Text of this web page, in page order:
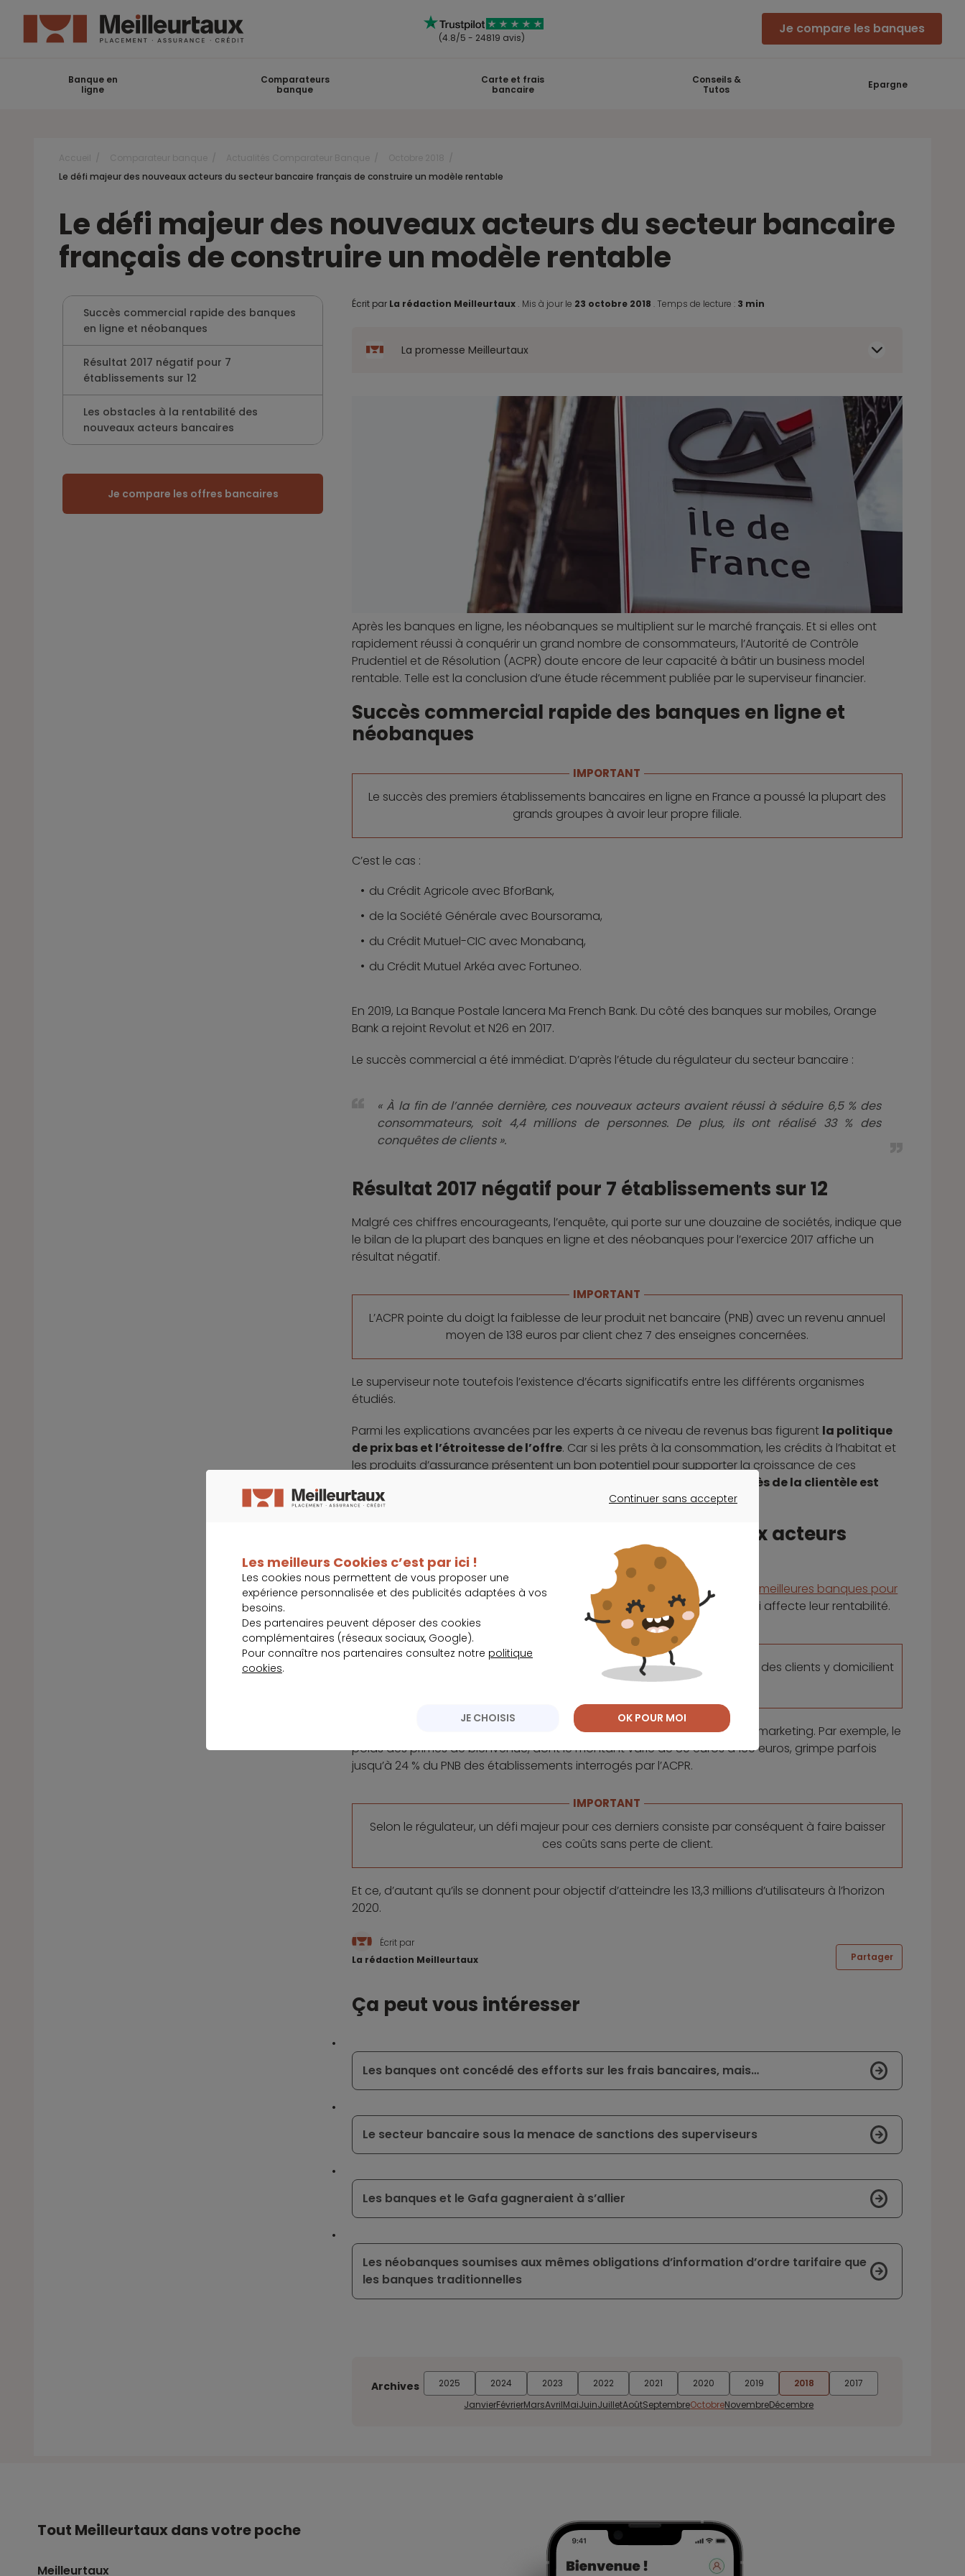
(4.8/5 - 24819 avis)
Je compare les banques
Banque en
ligne
Comparateurs
banque
Carte et frais
bancaire
Conseils &
Tutos
Epargne
Le défi majeur des nouveaux acteurs du secteur bancaire français de construire un modèle rentable
Le défi majeur des nouveaux acteurs du secteur bancaire
français de construire un modèle rentable
Succès commercial rapide des banques
en ligne et néobanques
Résultat 2017 négatif pour 7
établissements sur 12
Les obstacles à la rentabilité des
nouveaux acteurs bancaires
Je compare les offres bancaires
Écrit par La rédaction Meilleurtaux . Mis à jour le 23 octobre 2018. Temps de lecture : 3 min
La promesse Meilleurtaux
Après les banques en ligne, les néobanques se multiplient sur le marché français. Et si elles ont
rapidement réussi à conquérir un grand nombre de consommateurs, l’Autorité de Contrôle
Prudentiel et de Résolution (ACPR) doute encore de leur capacité à bâtir un business model
rentable. Telle est la conclusion d’une étude récemment publiée par le superviseur financier.
Succès commercial rapide des banques en ligne et
néobanques
IMPORTANT
Le succès des premiers établissements bancaires en ligne en France a poussé la plupart des
grands groupes à avoir leur propre filiale.
C’est le cas :
du Crédit Agricole avec BforBank,
de la Société Générale avec Boursorama,
du Crédit Mutuel-CIC avec Monabanq,
du Crédit Mutuel Arkéa avec Fortuneo.
En 2019, La Banque Postale lancera Ma French Bank. Du côté des banques sur mobiles, Orange
Bank a rejoint Revolut et N26 en 2017.
Le succès commercial a été immédiat. D’après l’étude du régulateur du secteur bancaire :
« À la fin de l’année dernière, ces nouveaux acteurs avaient réussi à séduire 6,5 % des
consommateurs, soit 4,4 millions de personnes. De plus, ils ont réalisé 33 % des
conquêtes de clients ».
Résultat 2017 négatif pour 7 établissements sur 12
Malgré ces chiffres encourageants, l’enquête, qui porte sur une douzaine de sociétés, indique que
le bilan de la plupart des banques en ligne et des néobanques pour l’exercice 2017 affiche un
résultat négatif.
IMPORTANT
L’ACPR pointe du doigt la faiblesse de leur produit net bancaire (PNB) avec un revenu annuel
moyen de 138 euros par client chez 7 des enseignes concernées.
Le superviseur note toutefois l’existence d’écarts significatifs entre les différents organismes
étudiés.
Parmi les explications avancées par les experts à ce niveau de revenus bas figurent la politique
de prix bas et l’étroitesse de l’offre. Car si les prêts à la consommation, les crédits à l’habitat et
les produits d’assurance présentent un bon potentiel pour supporter la croissance de ces
leur taux de pénétration auprès de la clientèle est
encore très limité
Les obstacles à la rentabilité des nouveaux acteurs
bancaires
La composition de la clientèle influe également. Considérées comme les meilleures banques pour
, elles sont contraintes de pratiquer des marges réduites, ce qui affecte leur rentabilité.
IMPORTANT
En outre, 14 % d’utilisateurs sont peu actifs ou inactifs et seulement 23 % des clients y domicilient
leur salaire.
Il faut aussi tenir compte des coûts élevés, notamment les dépenses de marketing. Par exemple, le
poids des primes de bienvenue, dont le montant varie de 80 euros à 160 euros, grimpe parfois
jusqu’à 24 % du PNB des établissements interrogés par l’ACPR.
IMPORTANT
Selon le régulateur, un défi majeur pour ces derniers consiste par conséquent à faire baisser
ces coûts sans perte de client.
Et ce, d’autant qu’ils se donnent pour objectif d’atteindre les 13,3 millions d’utilisateurs à l’horizon
2020.
Écrit par
La rédaction Meilleurtaux
Partager
Ça peut vous intéresser
Les banques ont concédé des efforts sur les frais bancaires, mais…
Le secteur bancaire sous la menace de sanctions des superviseurs
Les banques et le Gafa gagneraient à s’allier
Les néobanques soumises aux mêmes obligations d’information d’ordre tarifaire que
les banques traditionnelles
Archives 2025 2024 2023 2022 2021 2020 2019 2018
2017
JanvierFévrierMarsAvrilMaiJuinJuilletAoûtSeptembreOctobreNovembreDécembre
Tout Meilleurtaux dans votre poche
Meilleurtaux
Continuer sans accepter
Les meilleurs Cookies c’est par ici !
Les cookies nous permettent de vous proposer une
expérience personnalisée et des publicités adaptées à vos
besoins.
Des partenaires peuvent déposer des cookies
complémentaires (réseaux sociaux, Google).
Pour connaître nos partenaires consultez notre politique
cookies.
JE CHOISIS OK POUR MOI